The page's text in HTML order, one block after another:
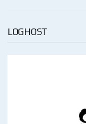
LOGHOST